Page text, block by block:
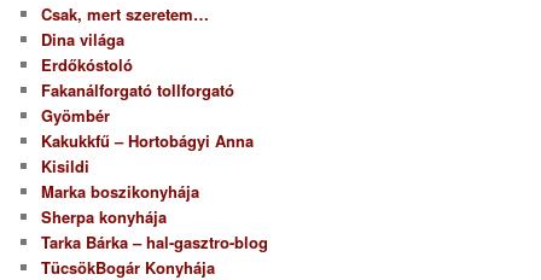
Csak, mert szeretem…
Dina világa
Erdőkóstoló
Fakanálforgató tollforgató
Gyömbér
Kakukkfű – Hortobágyi Anna
Kisildi
Marka boszikonyhája
Sherpa konyhája
Tarka Bárka – hal-gasztro-blog
TücsökBogár Konyhája